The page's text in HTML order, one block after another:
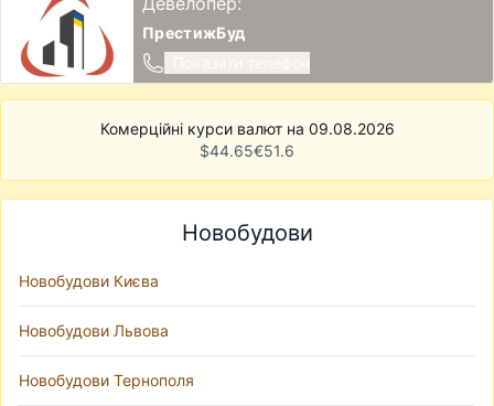
ПрестижБуд
Комерційні курси валют на 09.08.2026
$44.65€51.6
Новобудови
Новобудови Києва
Новобудови Львова
Новобудови Тернополя